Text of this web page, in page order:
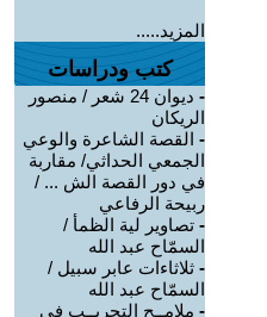
المزيد.....
كتب ودراسات
-
ديوان 24 شعر / منصور
الريكان
- القصة الشاعرة والوعي
الجمعي الحداثي/ مقاربة
في دور القصة الش ... /
ربيحة الرفاعي
- تصاوير لية الظمأ /
السمّاح عبد الله
- ثلاثاءات عابر سبيل /
السمّاح عبد الله
- ملامــح التجريــب في